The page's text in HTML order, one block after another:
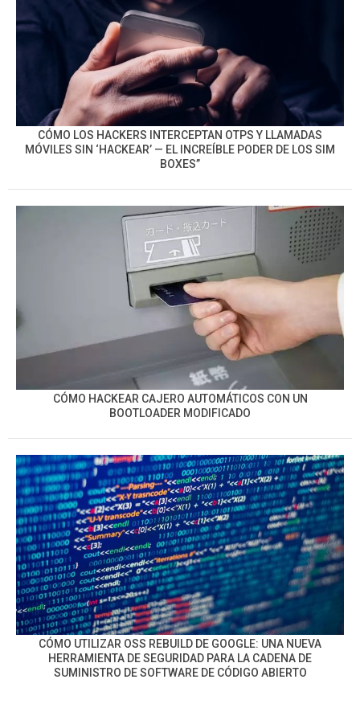
CÓMO LOS HACKERS INTERCEPTAN OTPS Y LLAMADAS
MÓVILES SIN ‘HACKEAR’ — EL INCREÍBLE PODER DE LOS SIM
BOXES”
CÓMO HACKEAR CAJERO AUTOMÁTICOS CON UN
BOOTLOADER MODIFICADO
CÓMO UTILIZAR OSS REBUILD DE GOOGLE: UNA NUEVA
HERRAMIENTA DE SEGURIDAD PARA LA CADENA DE
SUMINISTRO DE SOFTWARE DE CÓDIGO ABIERTO